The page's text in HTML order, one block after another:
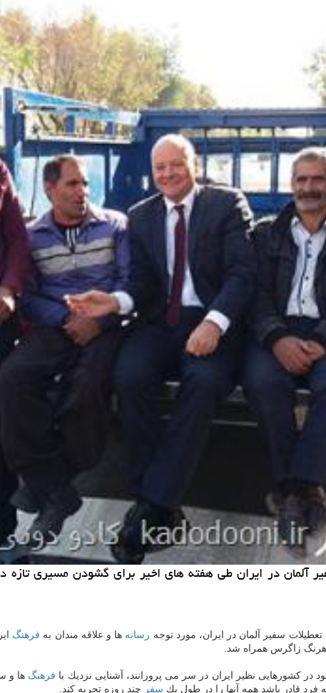
آلمان در ایران طی هفته های اخیر برای گشودن مسیری
سفیر آلمان در ایران، مورد توجه رسانه ها و علاقه مندان به فرهنگ
كوهرنگ زاگرس همراه شد.
در كشورهایی نظیر ایران در سر می پرورانند، آشنایی نزدیك با فرهنگ ها و
فرد قادر باشد همه آنها را در طول یك سفر چند روزه تجربه كند.